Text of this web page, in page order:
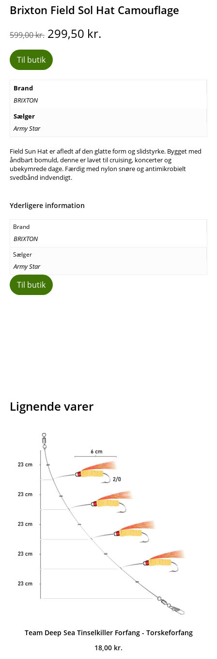
Brixton Field Sol Hat Camouflage
599,00kr. Den
oprindelige
pris
var:
599,00 kr..
299,50 kr.
Til butik
Brand
BRIXTON
Sælger
Army Star
Field Sun Hat er afledt af den glatte form og slidstyrke. Bygget med
åndbart bomuld, denne er lavet til cruising, koncerter og
ubekymrede dage. Færdig med nylon snøre og antimikrobielt
svedbånd indvendigt.
Yderligere information
Brand
BRIXTON
Sælger
Army Star
Til butik
Lignende varer
Team Deep Sea Tinselkiller Forfang - Torskeforfang
18,00 kr.